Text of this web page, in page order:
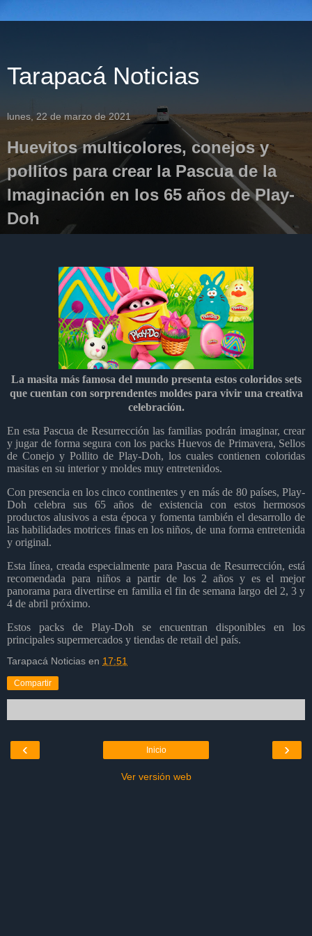
Tarapacá Noticias
lunes, 22 de marzo de 2021
Huevitos multicolores, conejos y
pollitos para crear la Pascua de la
Imaginación en los 65 años de Play-
Doh
La masita más famosa del mundo presenta estos coloridos sets
que cuentan con sorprendentes moldes para vivir una creativa
celebración.
En esta Pascua de Resurrección las familias podrán imaginar, crear
y jugar de forma segura con los packs Huevos de Primavera, Sellos
de Conejo y Pollito de Play-Doh, los cuales contienen coloridas
masitas en su interior y moldes muy entretenidos.
Con presencia en los cinco continentes y en más de 80 países, Play-
Doh celebra sus 65 años de existencia con estos hermosos
productos alusivos a esta época y fomenta también el desarrollo de
las habilidades motrices finas en los niños, de una forma entretenida
y original.
Esta línea, creada especialmente para Pascua de Resurrección, está
recomendada para niños a partir de los 2 años y es el mejor
panorama para divertirse en familia el fin de semana largo del 2, 3 y
4 de abril próximo.
Estos packs de Play-Doh se encuentran disponibles en los
principales supermercados y tiendas de retail del país.
Tarapacá Noticias en 17:51
Compartir
‹ ›
Inicio
Ver versión web